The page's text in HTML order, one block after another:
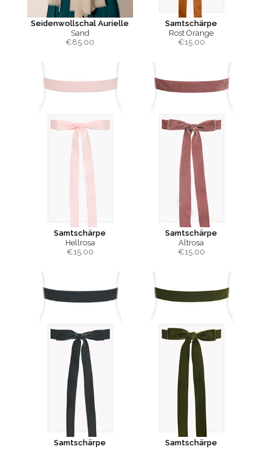
Seidenwollschal Aurielle
Sand
€85.00
Samtschärpe
Rost Orange
€15.00
Samtschärpe
Hellrosa
€15.00
Samtschärpe
Altrosa
€15.00
Samtschärpe
Samtschärpe